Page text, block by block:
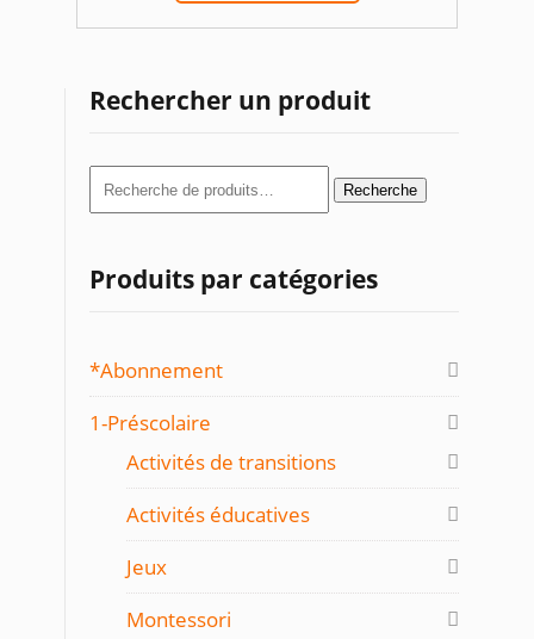
Rechercher un produit
Recherche
pour :
Recherche
Produits par catégories
*Abonnement
1-Préscolaire
Activités de transitions
Activités éducatives
Jeux
Montessori